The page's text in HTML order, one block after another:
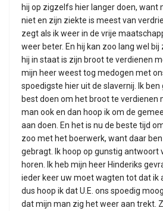
hij op zigzelfs hier langer doen, want
niet en zijn ziekte is meest van
zegt als ik weer in de vrije
weer beter. En hij kan zoo lang wel
hij in staat is zijn broot te verdienen
mijn heer weest tog medogen met
spoedigste hier uit de slavernij. Ik
best doen om het broot te verdienen
man ook en dan hoop ik om de
aan doen. En het is nu de beste tijd
zoo met het boerwerk, want daar
gebragt. Ik hoop op gunstig antwoort
horen. Ik heb mijn heer Hinderiks
ieder keer uw moet wagten tot dat ik
dus hoop ik dat U.E. ons spoedig
dat mijn man zig het weer aan trekt.